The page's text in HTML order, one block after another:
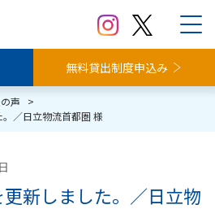
無料貸出制度申込み
声
>
。／日立物流首都圏 様
更新しました。／日立物